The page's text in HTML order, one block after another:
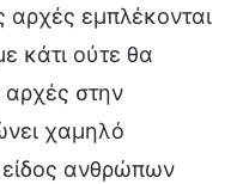
αρχές εμπλέκονται
κάτι ούτε θα
αρχές στην
χαμηλό
ανθρώπων